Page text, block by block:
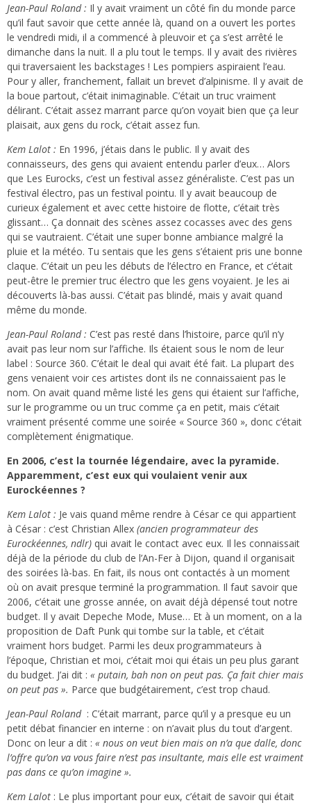
Jean-Paul Roland: Il y avait vraiment un côté fin du monde parce
qu’il faut savoir que cette année là, quand on a ouvert les portes
le vendredi midi, il a commencé à pleuvoir et ça s’est arrêté le
dimanche dans la nuit. Il a plu tout le temps. Il y avait des rivières
qui traversaient les backstages ! Les pompiers aspiraient l’eau.
Pour y aller, franchement, fallait un brevet d’alpinisme. Il y avait de
la boue partout, c’était inimaginable. C’était un truc vraiment
délirant. C’était assez marrant parce qu’on voyait bien que ça leur
plaisait, aux gens du rock, c’était assez fun.
Kem Lalot : En 1996, j’étais dans le public. Il y avait des
connaisseurs, des gens qui avaient entendu parler d’eux… Alors
que Les Eurocks, c’est un festival assez généraliste. C’est pas un
festival électro, pas un festival pointu. Il y avait beaucoup de
curieux également et avec cette histoire de flotte, c’était très
glissant… Ça donnait des scènes assez cocasses avec des gens
qui se vautraient. C’était une super bonne ambiance malgré la
pluie et la météo. Tu sentais que les gens s’étaient pris une bonne
claque. C’était un peu les débuts de l’électro en France, et c’était
peut-être le premier truc électro que les gens voyaient. Je les ai
découverts là-bas aussi. C’était pas blindé, mais y avait quand
même du monde.
Jean-Paul Roland : C’est pas resté dans l’histoire, parce qu’il n’y
avait pas leur nom sur l’affiche. Ils étaient sous le nom de leur
label : Source 360. C’était le deal qui avait été fait. La plupart des
gens venaient voir ces artistes dont ils ne connaissaient pas le
nom. On avait quand même listé les gens qui étaient sur l’affiche,
sur le programme ou un truc comme ça en petit, mais c’était
vraiment présenté comme une soirée « Source 360 », donc c’était
complètement énigmatique.
En 2006, c’est la tournée légendaire, avec la pyramide.
Apparemment, c’est eux qui voulaient venir aux
Eurockéennes ?
Kem Lalot : Je vais quand même rendre à César ce qui appartient
à César : c’est Christian Allex (ancien programmateur des
Eurockéennes, ndlr) qui avait le contact avec eux. Il les connaissait
déjà de la période du club de l’An-Fer à Dijon, quand il organisait
des soirées là-bas. En fait, ils nous ont contactés à un moment
où on avait presque terminé la programmation. Il faut savoir que
2006, c’était une grosse année, on avait déjà dépensé tout notre
budget. Il y avait Depeche Mode, Muse… Et à un moment, on a la
proposition de Daft Punk qui tombe sur la table, et c’était
vraiment hors budget. Parmi les deux programmateurs à
l’époque, Christian et moi, c’était moi qui étais un peu plus garant
du budget. J’ai dit : « putain, bah non on peut pas. Ça fait chier mais
on peut pas ». Parce que budgétairement, c’est trop chaud.
Jean-Paul Roland : C’était marrant, parce qu’il y a presque eu un
petit débat financier en interne : on n’avait plus du tout d’argent.
Donc on leur a dit : « nous on veut bien mais on n’a que dalle, donc
l’offre qu’on va vous faire n’est pas insultante, mais elle est vraiment
pas dans ce qu’on imagine ».
Kem Lalot : Le plus important pour eux, c’était de savoir qui était